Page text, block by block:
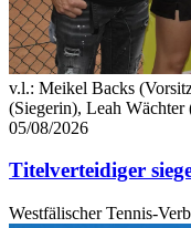
v.l.: Meikel Backs
(Siegerin), Leah
05/08/2026
Titelverteidiger
Westfälischer Tennis-